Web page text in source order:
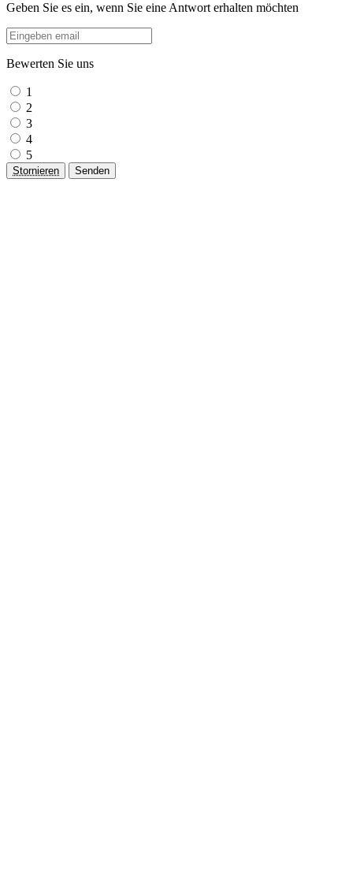
Geben Sie es ein, wenn Sie eine Antwort erhalten möchten
Bewerten Sie uns
1
2
3
4
5
Stornieren Senden